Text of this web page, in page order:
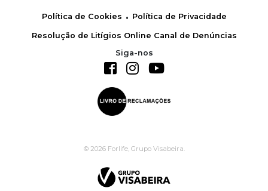
Política de Cookies . Política de Privacidade
Resolução de Litígios Online Canal de Denúncias
Siga-nos
© 2026 Forlife, Grupo Visabeira.